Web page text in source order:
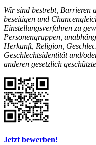
Wir sind bestrebt, Barrieren
beseitigen und
Einstellungsverfahren zu
Personengruppen,
Herkunft, Religion,
Geschlechtsidentität und/
anderen gesetzlich
Jetzt bewerben!